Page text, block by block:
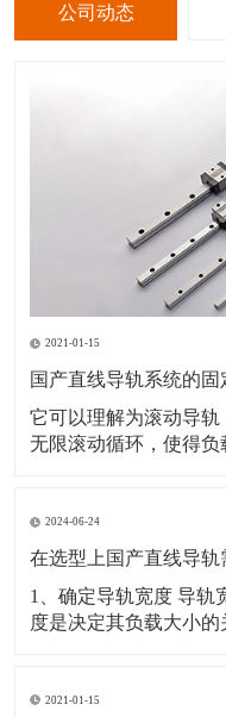
公司动态
2021-01-15
国产直线导轨系统的
它可以理解为滚动导
无限滚动循环，使得
线导轨之间的最终单元
个方向的载荷。获得专
2024-06-24
在选型上国产直线导
1、确定导轨宽度 导轨
度是决定其负载大小
2、确定轨道长度 这个
2021-01-15